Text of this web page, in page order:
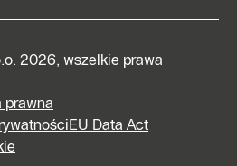
2026, wszelkie prawa
prawna
EU Data Act